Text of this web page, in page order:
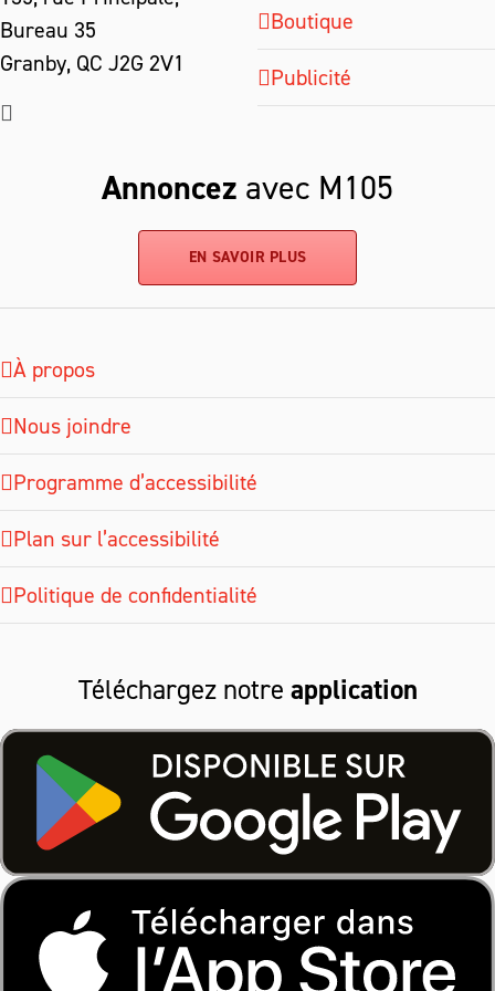
Bureau 35
Granby, QC J2G 2V1
Boutique
Publicité
Annoncez avec M105
EN SAVOIR PLUS
À propos
Nous joindre
Programme d’accessibilité
Plan sur l’accessibilité
Politique de confidentialité
Téléchargez notre application